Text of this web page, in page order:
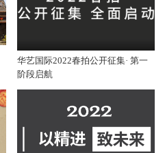
华艺国际2022春拍公开征集· 第一
阶段启航